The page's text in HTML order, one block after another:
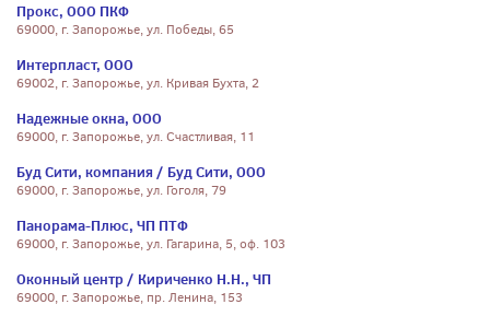
Прокс, ООО ПКФ
69000, г. Запорожье, ул. Победы, 65
Интерпласт, ООО
69002, г. Запорожье, ул. Кривая Бухта, 2
Надежные окна, ООО
69000, г. Запорожье, ул. Счастливая, 11
Буд Сити, компания / Буд Сити, ООО
69000, г. Запорожье, ул. Гоголя, 79
Панорама-Плюс, ЧП ПТФ
69000, г. Запорожье, ул. Гагарина, 5, оф. 103
Оконный центр / Кириченко Н.Н., ЧП
69000, г. Запорожье, пр. Ленина, 153